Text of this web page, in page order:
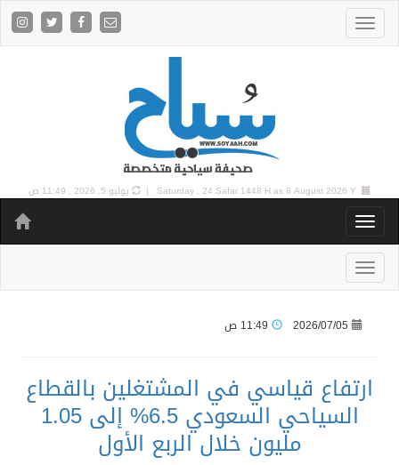
Saturday , 24 Safar 1448 H as8 August 2026 Y | يوليو 5, 2026 , 11:49 ص
2026/07/05
ارتفاع قياسي في المشتغلين بالقطاع
السياحي السعودي 6.5% إلى 1.05
مليون خلال الربع الأول